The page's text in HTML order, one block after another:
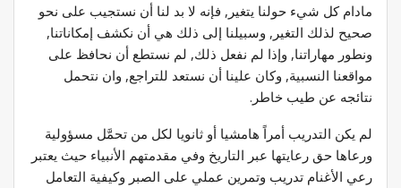
مادام كل شيء حولنا يتغير, فإنه لا بد لنا أن نستجيب على نحو
صحيح لذلك التغير, وسبيلنا إلى ذلك هي أن نكشف إمكاناتنا,
ونطور مهاراتنا, وإذا لم نفعل ذلك, لم نستطع أن نحافظ على
مواقعنا النسبية, وكان علينا أن نستعد للتراجع, وان نتحمل
نتائجه عن طيب خاطر.
لم يكن التدريب أمراً هامشيا أو ثانويا لكل من تحمَّل مسؤولية
ورعاها حق رعايتها عبر التاريخ وفي مقدمتهم الأنبياء حيث يعتبر
رعي الأغنام تدريب وتمرين عملي على الصبر وكيفية التعامل